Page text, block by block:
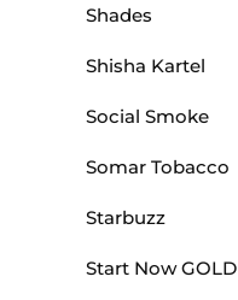
Shades
Shisha Kartel
Social Smoke
Somar Tobacco
Starbuzz
Start Now GOLD